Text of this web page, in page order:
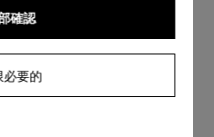
必要的
確認